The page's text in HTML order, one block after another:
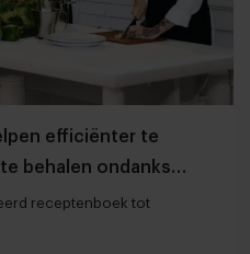
efficiënter te
behalen ondanks
receptenboek tot